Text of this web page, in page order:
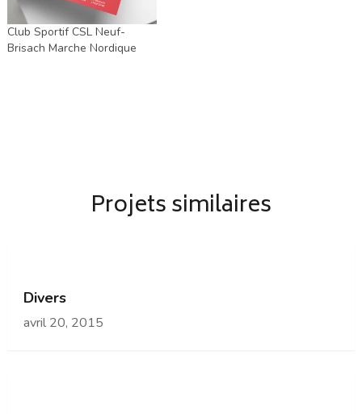
Club Sportif CSL Neuf-
Brisach Marche Nordique
Projets similaires
Divers
avril 20, 2015